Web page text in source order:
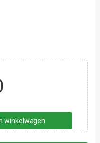
winkelwagen